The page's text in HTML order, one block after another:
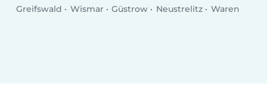
Greifswald
Wismar Güstrow Neustrelitz Waren